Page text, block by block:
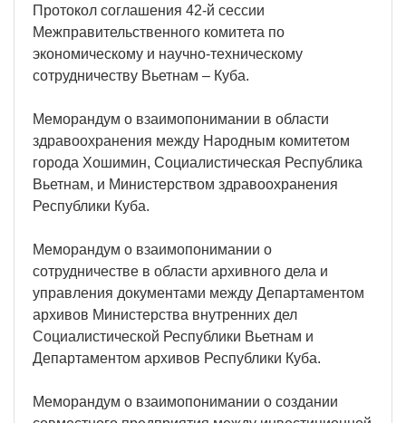
Протокол соглашения 42-й сессии
Межправительственного комитета по
экономическому и научно-техническому
сотрудничеству Вьетнам – Куба.
Меморандум о взаимопонимании в области
здравоохранения между Народным комитетом
города Хошимин, Социалистическая Республика
Вьетнам, и Министерством здравоохранения
Республики Куба.
Меморандум о взаимопонимании о
сотрудничестве в области архивного дела и
управления документами между Департаментом
архивов Министерства внутренних дел
Социалистической Республики Вьетнам и
Департаментом архивов Республики Куба.
Меморандум о взаимопонимании о создании